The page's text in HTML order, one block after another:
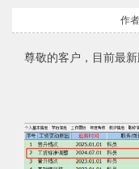
作
尊敬的客户，目前最